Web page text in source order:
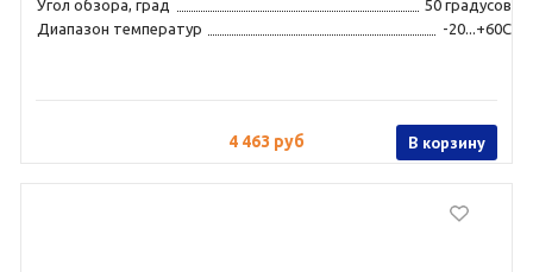
Угол обзора, град
50 градусов
Диапазон температур
-20...+60С
4 463 руб В корзину